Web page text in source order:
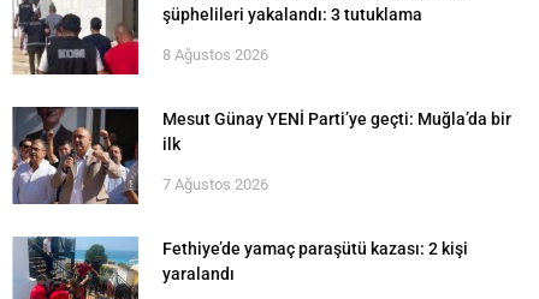
şüphelileri yakalandı: 3 tutuklama
8 Ağustos 2026
Mesut Günay YENİ Parti’ye geçti: Muğla’da bir
ilk
7 Ağustos 2026
Fethiye’de yamaç paraşütü kazası: 2 kişi
yaralandı